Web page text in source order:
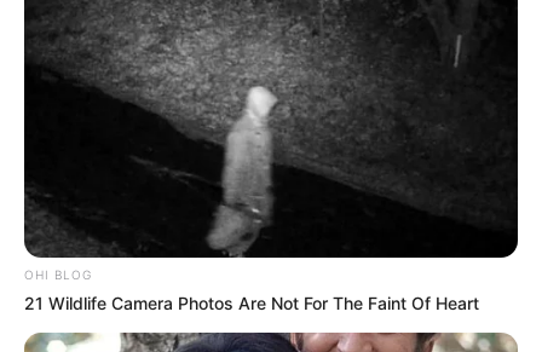
OHI BLOG
21 Wildlife Camera Photos Are Not For The Faint Of Heart